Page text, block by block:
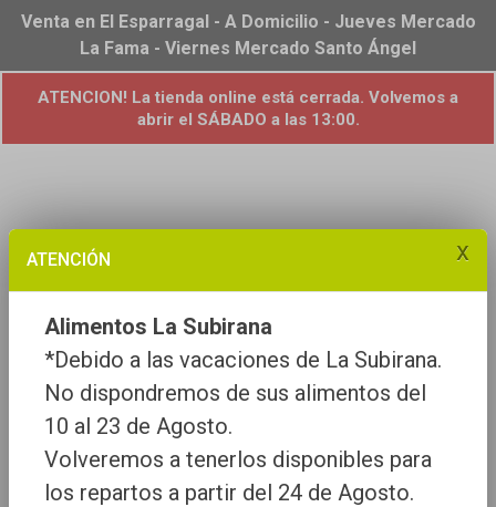
ATENCIÓN x
Alimentos La Subirana
*Debido a las vacaciones de La Subirana.
No dispondremos de sus alimentos del
10 al 23 de Agosto.
Volveremos a tenerlos disponibles para
los repartos a partir del 24 de Agosto.
Venta en El Esparragal - A Domicilio - Jueves Mercado
La Fama - Viernes Mercado Santo Ángel
ATENCION! La tienda online está cerrada. Volvemos a
abrir el SÁBADO a las 13:00.